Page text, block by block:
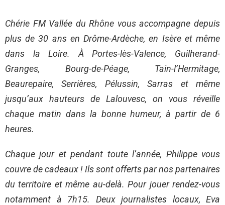
Chérie FM Vallée du Rhône vous accompagne depuis
plus de 30 ans en Drôme-Ardèche, en Isère et même
dans la Loire. À Portes-lès-Valence, Guilherand-
Granges, Bourg-de-Péage, Tain-l’Hermitage,
Beaurepaire, Serrières, Pélussin, Sarras et même
jusqu’aux hauteurs de Lalouvesc, on vous réveille
chaque matin dans la bonne humeur, à partir de 6
heures.
Chaque jour et pendant toute l’année, Philippe vous
couvre de cadeaux ! Ils sont offerts par nos partenaires
du territoire et même au-delà. Pour jouer rendez-vous
notamment à 7h15. Deux journalistes locaux, Eva